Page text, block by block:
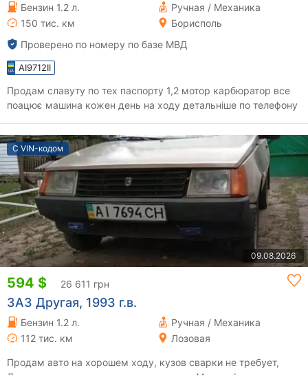
Бензин 1.2 л.
Ручная / Механика
150 тис. км
Борисполь
Проверено по номеру по базе МВД
AI9712II
Продам славуту по тех паспорту 1,2 мотор карбюратор все
поацює машина кожен день на ходу детальніше по телефону
С VIN-кодом
09.08.2026
594 $ 26 611 грн
ЗАЗ Другая, 1993 г.в.
Бензин 1.2 л.
Ручная / Механика
112 тис. км
Лозовая
Продам авто на хорошем ходу, кузов сварки не требует,